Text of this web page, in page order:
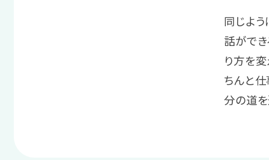
同じよ
話がで
り方を
ちんと仕
分の道を